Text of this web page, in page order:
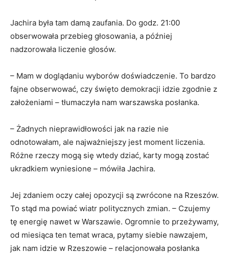
Jachira była tam damą zaufania. Do godz. 21:00
obserwowała przebieg głosowania, a później
nadzorowała liczenie głosów.
– Mam w doglądaniu wyborów doświadczenie. To bardzo
fajne obserwować, czy święto demokracji idzie zgodnie z
założeniami – tłumaczyła nam warszawska posłanka.
– Żadnych nieprawidłowości jak na razie nie
odnotowałam, ale najważniejszy jest moment liczenia.
Różne rzeczy mogą się wtedy dziać, karty mogą zostać
ukradkiem wyniesione – mówiła Jachira.
Jej zdaniem oczy całej opozycji są zwrócone na Rzeszów.
To stąd ma powiać wiatr politycznych zmian. – Czujemy
tę energię nawet w Warszawie. Ogromnie to przeżywamy,
od miesiąca ten temat wraca, pytamy siebie nawzajem,
jak nam idzie w Rzeszowie – relacjonowała posłanka